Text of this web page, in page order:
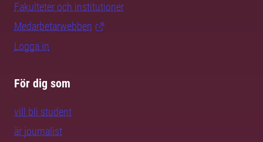
Fakulteter och institutioner
Medarbetarwebben
Logga in
För dig som
vill bli student
är journalist